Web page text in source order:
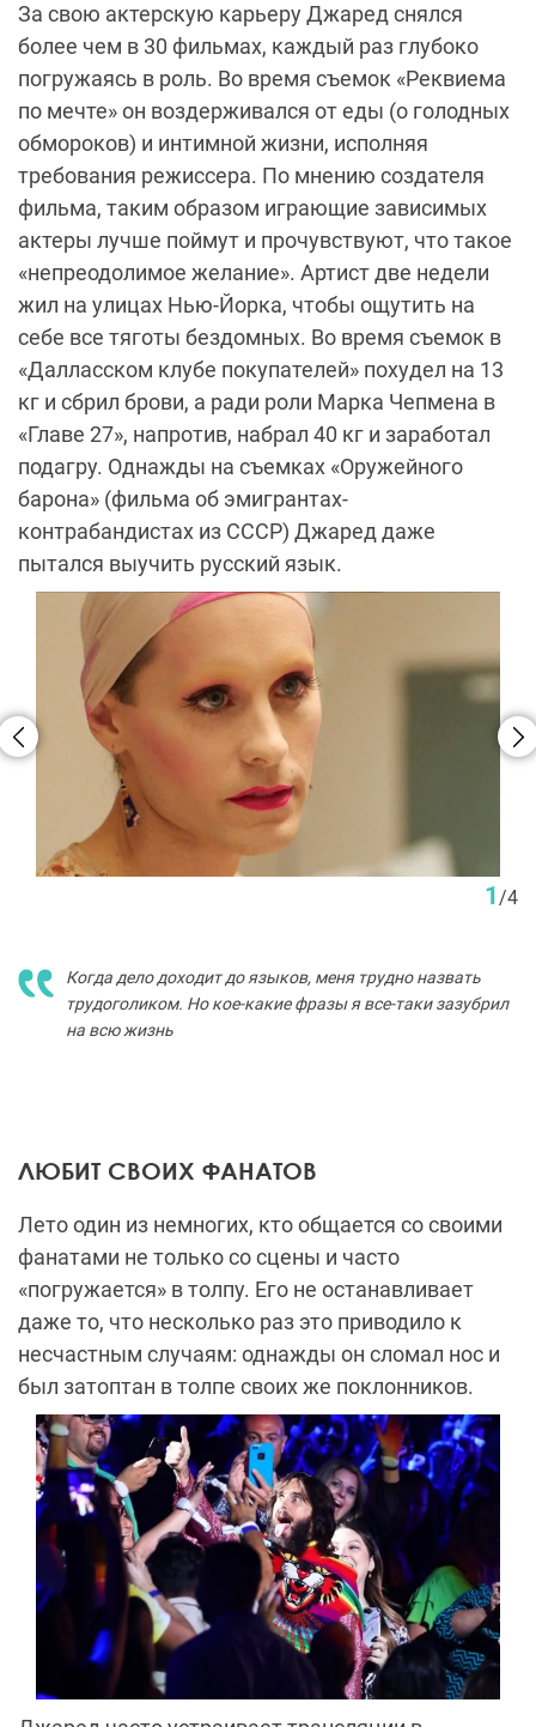
За свою актерскую карьеру Джаред снялся
более чем в 30 фильмах, каждый раз глубоко
погружаясь в роль. Во время съемок «Реквиема
по мечте» он воздерживался от еды (о голодных
обмороков) и интимной жизни, исполняя
требования режиссера. По мнению создателя
фильма, таким образом играющие зависимых
актеры лучше поймут и прочувствуют, что такое
«непреодолимое желание». Артист две недели
жил на улицах Нью-Йорка, чтобы ощутить на
себе все тяготы бездомных. Во время съемок в
«Далласском клубе покупателей» похудел на 13
кг и сбрил брови, а ради роли Марка Чепмена в
«Главе 27», напротив, набрал 40 кг и заработал
подагру. Однажды на съемках «Оружейного
барона» (фильма об эмигрантах-
контрабандистах из СССР) Джаред даже
пытался выучить русский язык.
1/4
Когда дело доходит до языков, меня трудно назвать
трудоголиком. Но кое-какие фразы я все-таки зазубрил
на всю жизнь
ЛЮБИТ СВОИХ ФАНАТОВ
Лето один из немногих, кто общается со своими
фанатами не только со сцены и часто
«погружается» в толпу. Его не останавливает
даже то, что несколько раз это приводило к
несчастным случаям: однажды он сломал нос и
был затоптан в толпе своих же поклонников.